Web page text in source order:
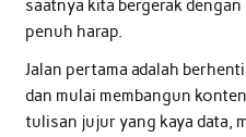
saatnya kita bergerak
penuh harap.
Jalan pertama adalah
dan mulai membangun
tulisan jujur yang kaya data,